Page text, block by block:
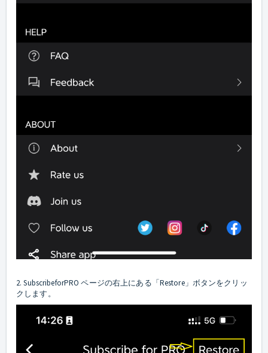
2. SubscribeforPRO ページの右上にある「Restore」ボタンをクリッ
クします。